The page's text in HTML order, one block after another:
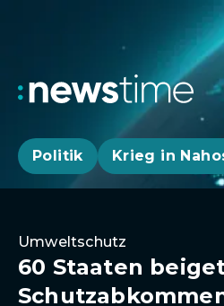
Politik Krieg in
Umweltschutz
60 Staaten